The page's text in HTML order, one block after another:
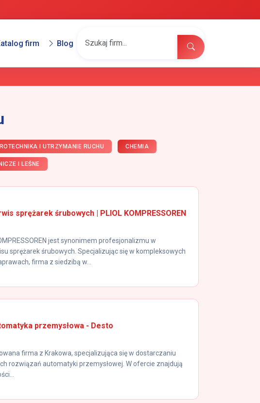
firm Blog
I UTRZYMANIE RUCHU CHEMIA
I LEŚNE
sprężarek śrubowych | PLIOL KOMPRESSOREN
jest synonimem profesjonalizmu w
sprężarek śrubowych. Specjalizując się w kompleksowych
firma z siedzibą w...
przemysłowa - Desto
firma z Krakowa, specjalizująca się w dostarczaniu
rozwiązań automatyki przemysłowej. W ofercie znajdują